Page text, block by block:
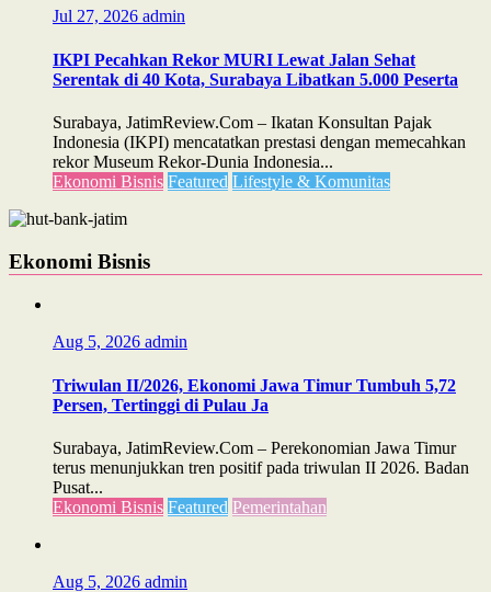
Jul 27, 2026 admin
IKPI Pecahkan Rekor MURI Lewat Jalan Sehat
Serentak di 40 Kota, Surabaya Libatkan 5.000 Peserta
Surabaya, JatimReview.Com – Ikatan Konsultan Pajak
Indonesia (IKPI) mencatatkan prestasi dengan memecahkan
rekor Museum Rekor-Dunia Indonesia...
Ekonomi Bisnis Featured Lifestyle & Komunitas
Ekonomi Bisnis
Aug 5, 2026 admin
Triwulan II/2026, Ekonomi Jawa Timur Tumbuh 5,72
Persen, Tertinggi di Pulau Ja
Surabaya, JatimReview.Com – Perekonomian Jawa Timur
terus menunjukkan tren positif pada triwulan II 2026. Badan
Pusat...
Ekonomi Bisnis Featured Pemerintahan
Aug 5, 2026 admin